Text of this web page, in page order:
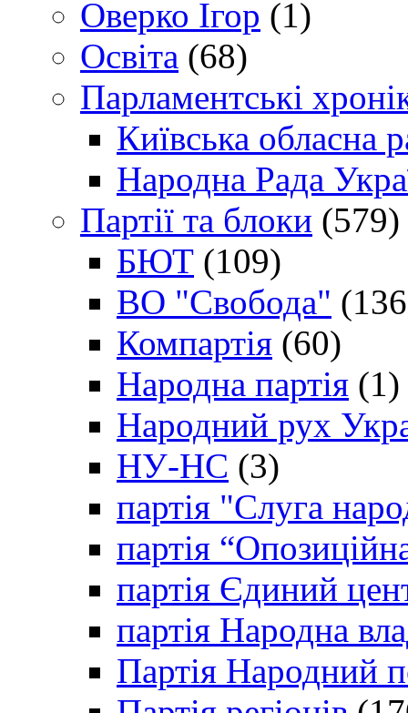
Оверко Ігор (1)
Освіта (68)
Парламентські
Київська обласна
Народна Рада
Партії та блоки (579)
БЮТ (109)
ВО "Свобода"
Компартія (60)
Народна партія (1)
Народний рух
НУ-НС (3)
партія "Слуга
партія
партія Єдиний
партія Народна
Партія Народний